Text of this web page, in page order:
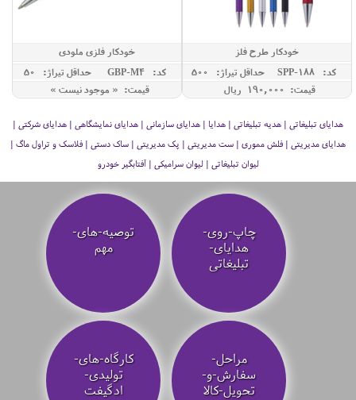
خودکار طرح فلز
کد: SPP-188
حداقل تيراژ: 500
قیمت: 190,000 ريال
خودکار فلزی ملودی
کد: GBP-M4
حداقل تيراژ: 50
قیمت: « موجود نیست »
هدایای تبلیغاتی | هدیه تبلیغاتی | هدایا | هدایای سازمانی | هدایای نمایشگاهی | هدایای شرکتی |
هدایای مدیریتی | فلش مموری | ست مدیریتی | پک مدیریتی | ساک دستی | فلاسک و تراول ماگ |
لیوان تبلیغاتی | لیوان سرامیکی | آفتابگیر خودرو
چاپ-روی-
هدایای-
تبلیغاتی
توصیه‌-های-
مهم
مراحل-
سفارش-و-
تحویل-کالا
کارگاه-های-
تولیدی-
ادگیفت